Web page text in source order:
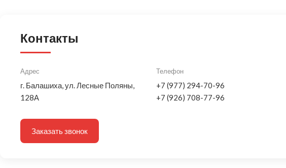
Контакты
Адрес
г. Балашиха, ул. Лесные Поляны,
128А
Телефон
+7 (977) 294-70-96
+7 (926) 708-77-96
Заказать звонок